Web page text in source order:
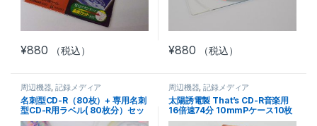
¥880 （税込） ¥880 （税込）
周辺機器,記録メディア
名刺型CD-R（80枚）+ 専用名刺
型CD-R用ラベル( 80枚分）セッ
ト
周辺機器,記録メディア
太陽誘電製 That’s CD-R音楽用
16倍速74分 10mmPケース10枚
入